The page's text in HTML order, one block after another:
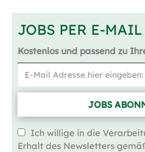
JOBS PER E-MAIL
Kostenlos und passend zu
JOBS
Ich willige in die
Erhalt des Newsletters